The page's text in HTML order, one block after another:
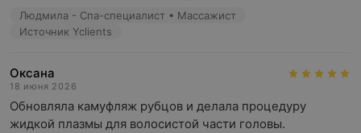
Людмила - Спа-специалист • Массажист
Источник Yclients
Оксана
18 июня 2026
Обновляла камуфляж рубцов и делала процедуру
жидкой плазмы для волосистой части головы.